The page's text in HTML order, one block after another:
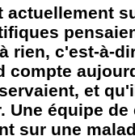
actuellement
rien, c'est-à-
compte
et
Une équipe
sur une